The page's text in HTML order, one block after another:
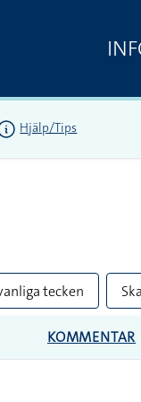
Hjälp/Tips
tecken
KOMMENTAR